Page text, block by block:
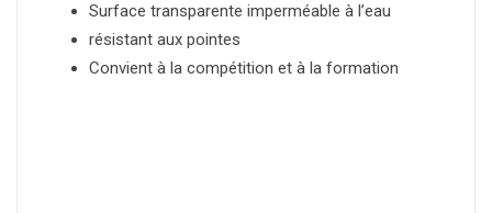
Surface transparente imperméable à l’eau
résistant aux pointes
Convient à la compétition et à la formation